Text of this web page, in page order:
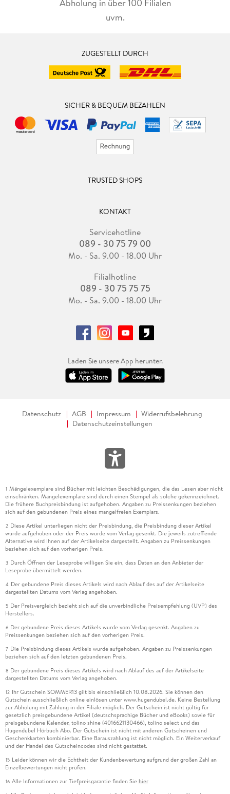
Abholung in über 100 Filialen
uvm.
ZUGESTELLT DURCH
SICHER & BEQUEM BEZAHLEN
TRUSTED SHOPS
KONTAKT
Servicehotline
089 - 30 75 79 00
Mo. - Sa. 9.00 - 18.00 Uhr
Filialhotline
089 - 30 75 75 75
Mo. - Sa. 9.00 - 18.00 Uhr
Laden Sie unsere App herunter.
Datenschutz AGB Impressum
Widerrufsbelehrung
Datenschutzeinstellungen
1 Mängelexemplare sind Bücher mit leichten Beschädigungen, die das Lesen aber nicht
einschränken. Mängelexemplare sind durch einen Stempel als solche gekennzeichnet.
Die frühere Buchpreisbindung ist aufgehoben. Angaben zu Preissenkungen beziehen
sich auf den gebundenen Preis eines mangelfreien Exemplars.
2 Diese Artikel unterliegen nicht der Preisbindung, die Preisbindung dieser Artikel
wurde aufgehoben oder der Preis wurde vom Verlag gesenkt. Die jeweils zutreffende
Alternative wird Ihnen auf der Artikelseite dargestellt. Angaben zu Preissenkungen
beziehen sich auf den vorherigen Preis.
3 Durch Öffnen der Leseprobe willigen Sie ein, dass Daten an den Anbieter der
Leseprobe übermittelt werden.
4 Der gebundene Preis dieses Artikels wird nach Ablauf des auf der Artikelseite
dargestellten Datums vom Verlag angehoben.
5 Der Preisvergleich bezieht sich auf die unverbindliche Preisempfehlung (UVP) des
Herstellers.
6 Der gebundene Preis dieses Artikels wurde vom Verlag gesenkt. Angaben zu
Preissenkungen beziehen sich auf den vorherigen Preis.
7 Die Preisbindung dieses Artikels wurde aufgehoben. Angaben zu Preissenkungen
beziehen sich auf den letzten gebundenen Preis.
8 Der gebundene Preis dieses Artikels wird nach Ablauf des auf der Artikelseite
dargestellten Datums vom Verlag angehoben.
12 Ihr Gutschein SOMMER13 gilt bis einschließlich 10.08.2026. Sie können den
Gutschein ausschließlich online einlösen unter www.hugendubel.de. Keine Bestellung
zur Abholung mit Zahlung in der Filiale möglich. Der Gutschein ist nicht gültig für
gesetzlich preisgebundene Artikel (deutschsprachige Bücher und eBooks) sowie für
preisgebundene Kalender, tolino shine (4016621130466), tolino select und das
Hugendubel Hörbuch Abo. Der Gutschein ist nicht mit anderen Gutscheinen und
Geschenkkarten kombinierbar. Eine Barauszahlung ist nicht möglich. Ein Weiterverkauf
und der Handel des Gutscheincodes sind nicht gestattet.
15 Leider können wir die Echtheit der Kundenbewertung aufgrund der großen Zahl an
Einzelbewertungen nicht prüfen.
16 Alle Informationen zur Tiefpreisgarantie finden Sie hier